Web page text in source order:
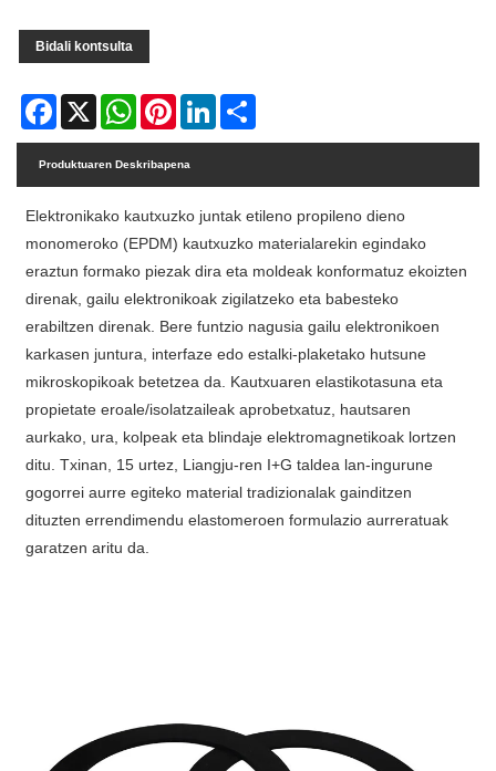
Bidali kontsulta
Facebook WhatsAppPinterest LinkedIn
Produktuaren Deskribapena
Elektronikako kautxuzko juntak etileno propileno dieno
monomeroko (EPDM) kautxuzko materialarekin egindako
eraztun formako piezak dira eta moldeak konformatuz ekoizten
direnak, gailu elektronikoak zigilatzeko eta babesteko
erabiltzen direnak. Bere funtzio nagusia gailu elektronikoen
karkasen juntura, interfaze edo estalki-plaketako hutsune
mikroskopikoak betetzea da. Kautxuaren elastikotasuna eta
propietate eroale/isolatzaileak aprobetxatuz, hautsaren
aurkako, ura, kolpeak eta blindaje elektromagnetikoak lortzen
ditu. Txinan, 15 urtez, Liangju-ren I+G taldea lan-ingurune
gogorrei aurre egiteko material tradizionalak gainditzen
dituzten errendimendu elastomeroen formulazio aurreratuak
garatzen aritu da.